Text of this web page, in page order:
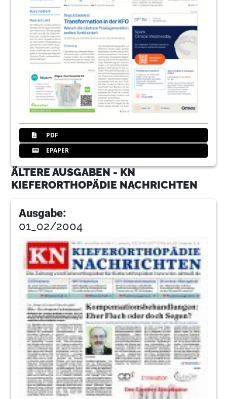
PDF
EPAPER
ÄLTERE AUSGABEN - KN
KIEFERORTHOPÄDIE NACHRICHTEN
Ausgabe:
01_02/2004